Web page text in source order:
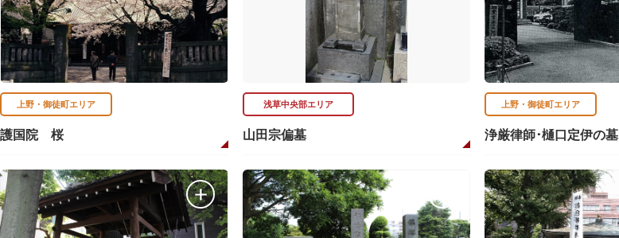
上野・御徒町エリア
護国院 桜
浅草中央部エリア
山田宗偏墓
上野・御徒町エリア
浄厳律師･樋口定伊の墓